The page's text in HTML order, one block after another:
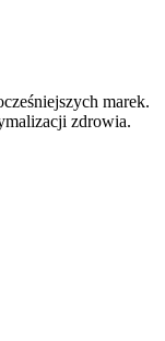
marek.
zdrowia.